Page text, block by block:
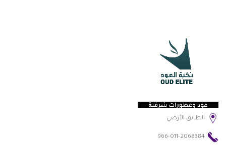
الطابق الأرضي
966-011-2068384